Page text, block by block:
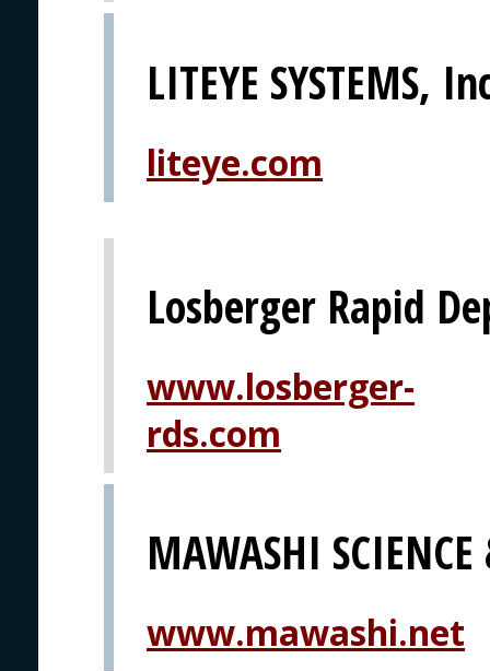
LITEYE SYSTEMS,
liteye.com
Losberger Rapid
www.losberger-
rds.com
MAWASHI
www.mawashi.net